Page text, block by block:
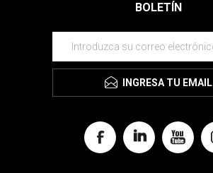
BOLETÍN
INGRESA TU EMAIL